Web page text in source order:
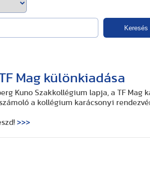
Keresés
Mag különkiadása
Kuno Szakkollégium lapja, a TF Mag
a kollégium karácsonyi
>>>